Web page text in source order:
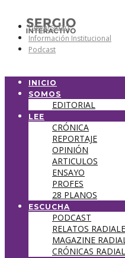
Universidad
Información Institucional
Podcast
INICIO
SOMOS
EDITORIAL
LEE
CRÓNICA
REPORTAJE
OPINIÓN
ARTICULOS
ENSAYO
PROFES
28 PLANOS
ESCUCHA
PODCAST
RELATOS
MAGAZINE
CRÓNICAS